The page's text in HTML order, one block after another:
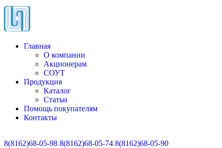
Главная
О компании
Акционерам
СОУТ
Продукция
Каталог
Статьи
Помощь покупателям
Контакты
8(8162)68-05-98 8(8162)68-05-74 8(8162)68-05-90